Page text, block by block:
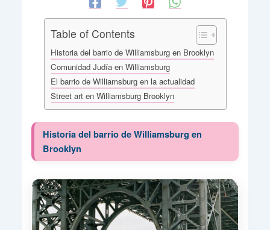
Table of Contents
Historia del barrio de Williamsburg en Brooklyn
Comunidad Judía en Williamsburg
El barrio de Williamsburg en la actualidad
Street art en Williamsburg Brooklyn
Historia del barrio de Williamsburg en
Brooklyn